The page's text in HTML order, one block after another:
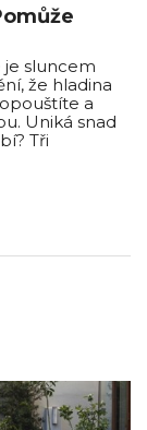
je sluncem
že hladina
a
Uniká snad
Tři